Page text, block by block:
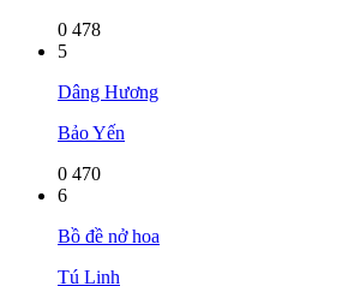
0 478
5
Dâng Hương
Bảo Yến
0 470
6
Bồ đề nở hoa
Tú Linh